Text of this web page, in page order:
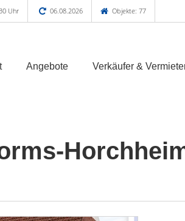
Uhr 06.08.2026 Objekte: 77
Angebote Verkäufer &